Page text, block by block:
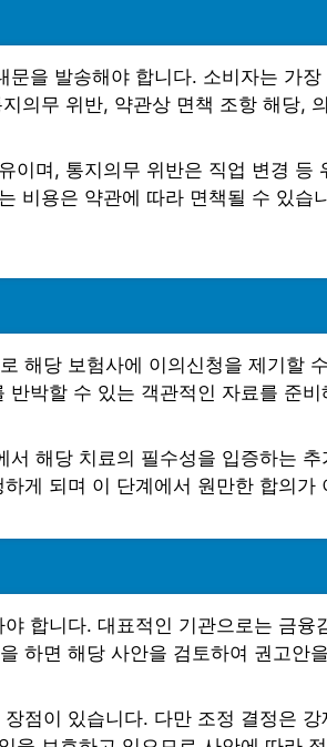
을 발송해야 합니다. 소비자는 가
의무 위반, 약관상 면책 조항 해당,
며, 통지의무 위반은 직업 변경 등
비용은 약관에 따라 면책될 수 있습
해당 보험사에 이의신청을 제기할
박할 수 있는 객관적인 자료를 준비
해당 치료의 필수성을 입증하는
게 되며 이 단계에서 원만한 합의가
합니다. 대표적인 기관으로는 금융
하면 해당 사안을 검토하여 권고안
점이 있습니다. 다만 조정 결정은